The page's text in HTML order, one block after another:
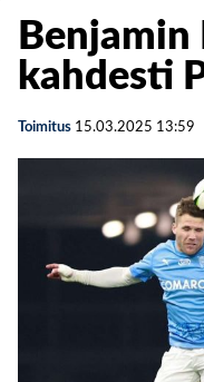
kahdesti
Toimitus 15.03.2025 13:59